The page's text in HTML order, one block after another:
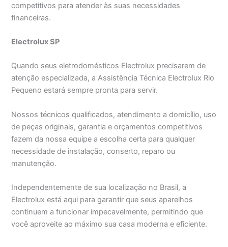
competitivos para atender às suas necessidades
financeiras.
Electrolux SP
Quando seus eletrodomésticos Electrolux precisarem de
atenção especializada, a Assistência Técnica Electrolux Rio
Pequeno estará sempre pronta para servir.
Nossos técnicos qualificados, atendimento a domicílio, uso
de peças originais, garantia e orçamentos competitivos
fazem da nossa equipe a escolha certa para qualquer
necessidade de instalação, conserto, reparo ou
manutenção.
Independentemente de sua localização no Brasil, a
Electrolux está aqui para garantir que seus aparelhos
continuem a funcionar impecavelmente, permitindo que
você aproveite ao máximo sua casa moderna e eficiente.